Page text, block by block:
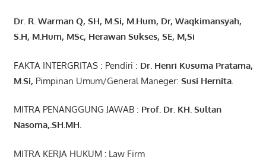
Dr. R. Warman Q, SH, M.Si, M.Hum, Dr, Waqkimansyah,
S.H, M.Hum, MSc, Herawan Sukses, SE, M,Si
FAKTA INTERGRITAS : Pendiri : Dr. Henri Kusuma Pratama,
M.Si, Pimpinan Umum/General Maneger: Susi Hernita.
MITRA PENANGGUNG JAWAB : Prof. Dr. KH. Sultan
Nasoma,.SH.MH.
MITRA KERJA HUKUM : Law Firm